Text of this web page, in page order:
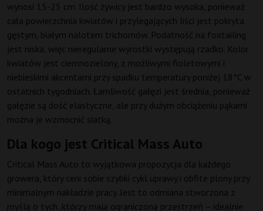
wynosi 15-25 cm. Ilość żywicy jest bardzo wysoka, ponieważ
cała powierzchnia kwiatów i przylegających liści jest pokryta
gęstym, białym nalotem trichomów. Podatność na foxtailing
jest niska, więc nieregularne wyrostki występują rzadko. Kolor
kwiatów jest ciemnozielony, z możliwymi fioletowymi i
niebieskimi akcentami przy spadku temperatury poniżej 18°C w
ostatnich tygodniach. Łamliwość gałęzi jest średnia, ponieważ
gałęzie są dość elastyczne, ale przy dużym obciążeniu pąkami
można je wzmocnić siatką.
Dla kogo jest Critical Mass Auto
Critical Mass Auto to wyjątkowa propozycja dla każdego
growera, który ceni sobie szybki cykl uprawy i obfite plony przy
minimalnym nakładzie pracy. Jest to odmiana stworzona z
myślą o tych, którzy mają ograniczoną przestrzeń – idealnie